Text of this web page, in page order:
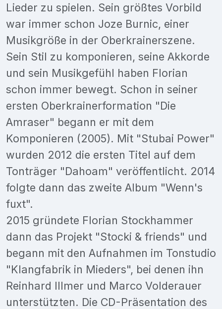
Lieder zu spielen. Sein größtes Vorbild
war immer schon Joze Burnic, einer
Musikgröße in der Oberkrainerszene.
Sein Stil zu komponieren, seine Akkorde
und sein Musikgefühl haben Florian
schon immer bewegt. Schon in seiner
ersten Oberkrainerformation "Die
Amraser" begann er mit dem
Komponieren (2005). Mit "Stubai Power"
wurden 2012 die ersten Titel auf dem
Tonträger "Dahoam" veröffentlicht. 2014
folgte dann das zweite Album "Wenn's
fuxt".
2015 gründete Florian Stockhammer
dann das Projekt "Stocki & friends" und
begann mit den Aufnahmen im Tonstudio
"Klangfabrik in Mieders", bei denen ihn
Reinhard Illmer und Marco Volderauer
unterstützten. Die CD-Präsentation des